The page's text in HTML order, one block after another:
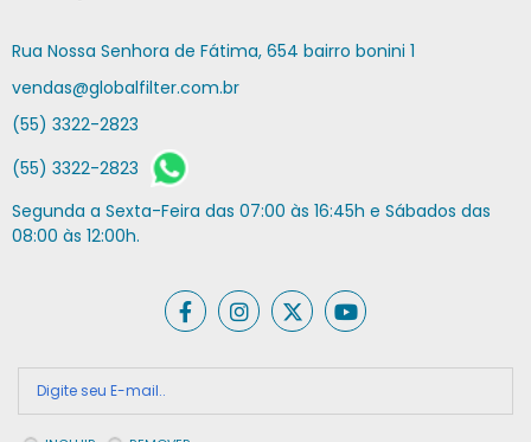
Rua Nossa Senhora de Fátima, 654 bairro bonini 1
vendas@globalfilter.com.br
(55) 3322-2823
(55) 3322-2823
Segunda a Sexta-Feira das 07:00 às 16:45h e Sábados das
08:00 às 12:00h.